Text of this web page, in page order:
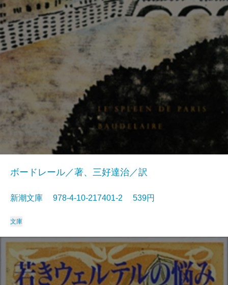
ボードレール／著、三好達治／訳
新潮文庫 978-4-10-217401-2 539円
文庫